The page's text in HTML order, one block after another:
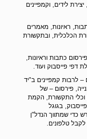
לידים, וקמפיינים
ראיונות, מאמרים
הכלכלית, ובתקשורת
כתבות וראיונות,
דפי פייסבוק ועוד.
– לרבות קמפיינים ב"יד
פירסום – של
וכלי התקשורת, הקמת
בגוגל
כדי שמתווך הנדל"ן
טלפונים.